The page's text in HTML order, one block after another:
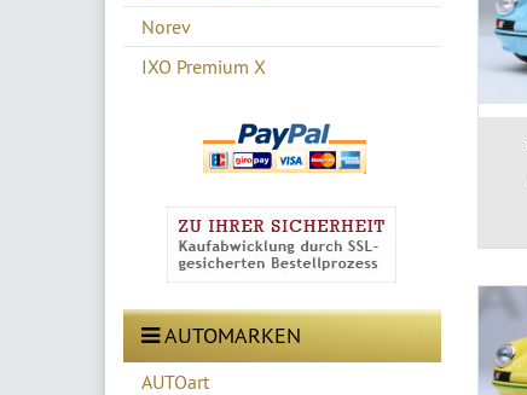
Norev
IXO Premium X
AUTOMARKEN
AUTOart